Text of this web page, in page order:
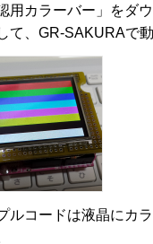
用カラーバー」をダ
て、GR-SAKURAで
ルコードは液晶にカ